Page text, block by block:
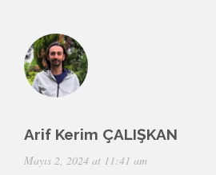
Arif Kerim ÇALIŞKAN
Mayıs 2, 2024 at 11:41 am